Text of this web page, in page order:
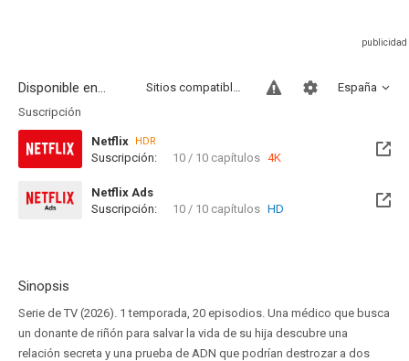
Disponible en... España
Sitios compatibles
Suscripción
Netflix HDR
Suscripción: 10 / 10 capítulos 4K
Netflix Ads
Suscripción:
10 / 10 capítulos HD
Sinopsis
Serie de TV (2026). 1 temporada, 20 episodios. Una médico que busca
un donante de riñón para salvar la vida de su hija descubre una
relación secreta y una prueba de ADN que podrían destrozar a dos